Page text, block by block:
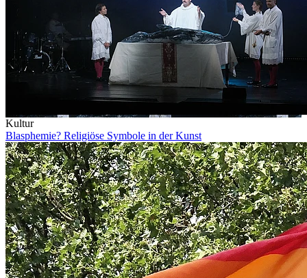
Kultur
Blasphemie? Religiöse Symbole in der Kunst